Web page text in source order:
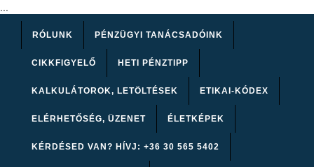
...
RÓLUNK PÉNZÜGYI TANÁCSADÓINK
CIKKFIGYELŐ HETI PÉNZTIPP
KALKULÁTOROK, LETÖLTÉSEK ETIKAI-KÓDEX
ELÉRHETŐSÉG, ÜZENET ÉLETKÉPEK
KÉRDÉSED VAN? HÍVJ: +36 30 565 5402